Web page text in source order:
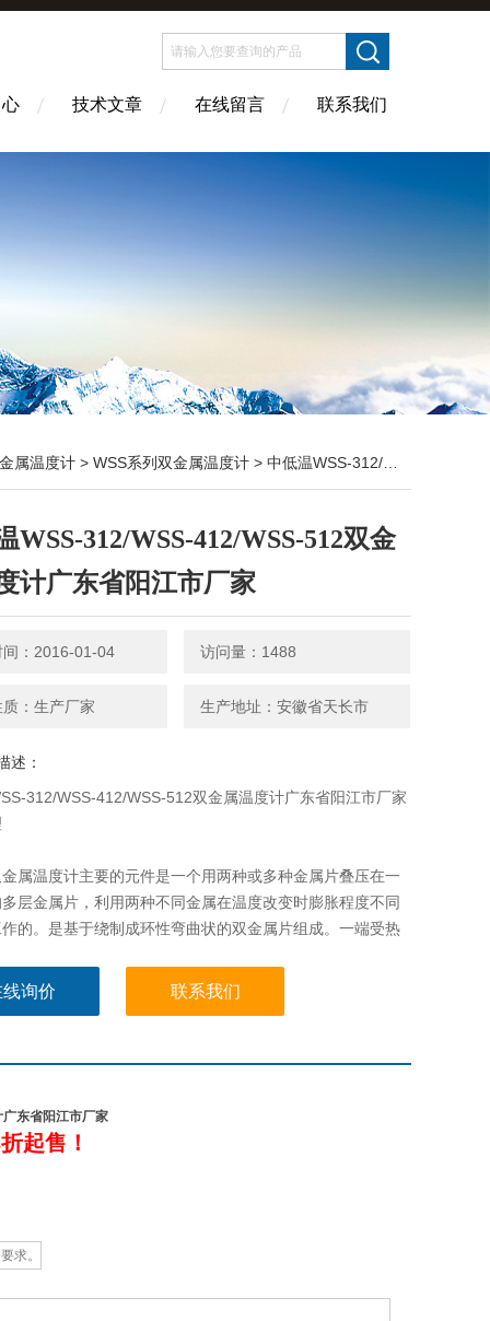
技术文章 在线留言 联系我们
属温度计 > WSS系列双金属温度计 > 中低温WSS-312/WSS-412/WSS-512双金属温度计广东省阳江市厂家
WSS-312/WSS-412/WSS-512双金
计广东省阳江市厂家
间：2016-01-04 访问量：1488
质：生产厂家 生产地址：安徽省天长市
述：
312/WSS-412/WSS-512双金属温度计广东省阳江市厂家
属温度计主要的元件是一个用两种或多种金属片叠压在一
层金属片，利用两种不同金属在温度改变时膨胀程度不同
的。是基于绕制成环性弯曲状的双金属片组成。一端受热
询价 联系我们
东省阳江市厂家
折起售 ！
求。